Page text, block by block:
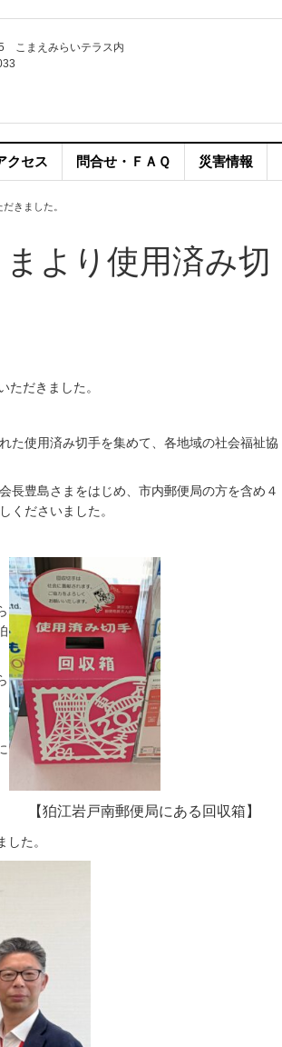
こまえみらいテラス内
クセス 問合せ・ＦＡＱ 災害情報
きました。
より使用済み切
だきました。
た使用済み切手を集めて、各地域の社会福祉協
豊島さまをはじめ、市内郵便局の方を含め４
くださいました。
【狛江岩戸南郵便局にある回収箱】
た。